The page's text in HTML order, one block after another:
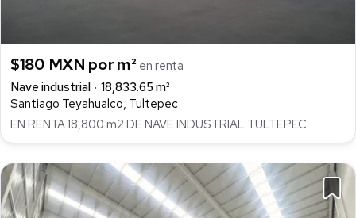
$180 MXN por m² en renta
Nave industrial
18,833.65 m²
Santiago Teyahualco, Tultepec
EN RENTA 18,800 m2 DE NAVE INDUSTRIAL TULTEPEC